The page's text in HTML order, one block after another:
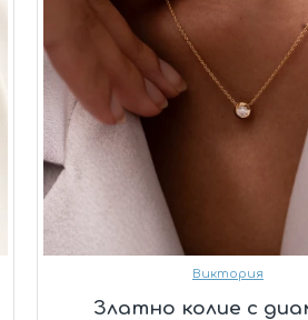
Виктория
Златно колие с